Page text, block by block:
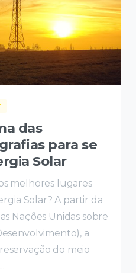
das
para se
Solar
melhores lugares
Solar? A partir da
Nações Unidas sobre
a
do meio